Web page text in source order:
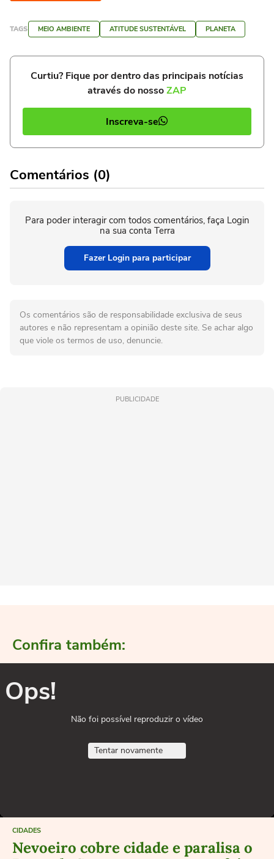
TAGS MEIO AMBIENTE ATITUDE SUSTENTÁVEL PLANETA
Curtiu? Fique por dentro das principais notícias
através do nossoZAP
Inscreva-se
Comentários (0)
Para poder interagir com todos comentários, faça Login
na sua conta Terra
Fazer Login para participar
Os comentários são de responsabilidade exclusiva de seus
autores e não representam a opinião deste site. Se achar algo
que viole os termos de uso, denuncie.
PUBLICIDADE
Confira também:
Ops!
Não foi possível reproduzir o vídeo
Tentar novamente
CIDADES
Nevoeiro cobre cidade e paralisa o